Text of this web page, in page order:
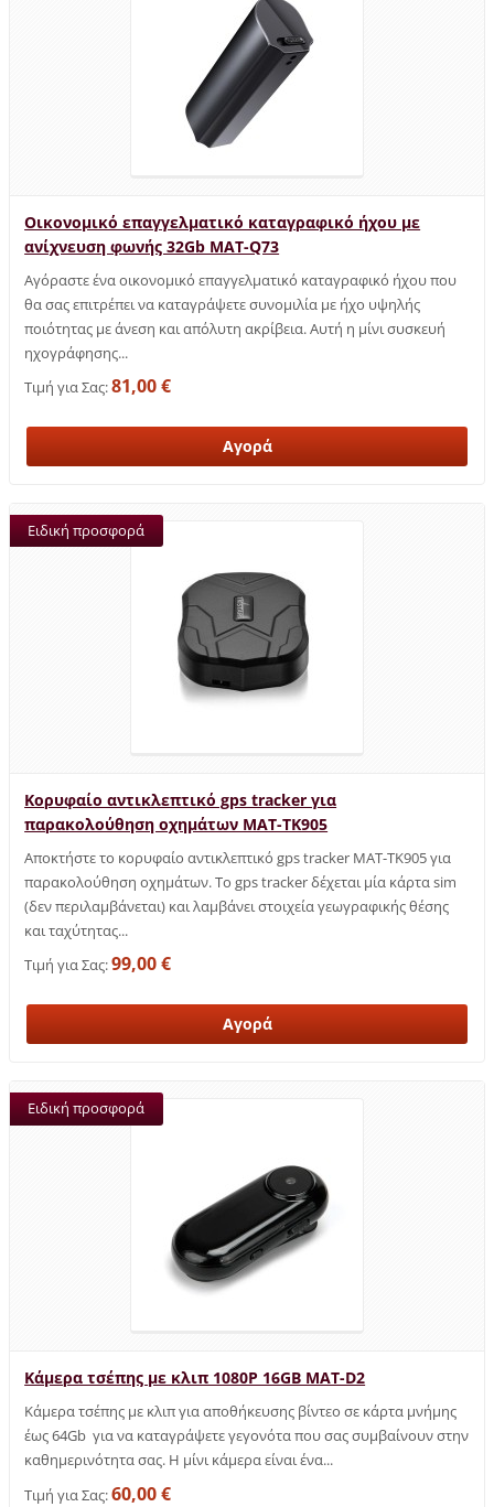
Οικονομικό επαγγελματικό καταγραφικό ήχου με
ανίχνευση φωνής 32Gb MAT-Q73
Αγόραστε ένα οικονομικό επαγγελματικό καταγραφικό ήχου που
θα σας επιτρέπει να καταγράψετε συνομιλία με ήχο υψηλής
ποιότητας με άνεση και απόλυτη ακρίβεια. Αυτή η μίνι συσκευή
ηχογράφησης...
Τιμή για Σας:81,00 €
Κορυφαίο αντικλεπτικό gps tracker για
παρακολούθηση οχημάτων MAT-TK905
Ειδική προσφορά
Αποκτήστε το κορυφαίο αντικλεπτικό gps tracker MAT-TK905 για
παρακολούθηση οχημάτων. Το gps tracker δέχεται μία κάρτα sim
(δεν περιλαμβάνεται) και λαμβάνει στοιχεία γεωγραφικής θέσης
και ταχύτητας...
Τιμή για Σας:99,00 €
Κάμερα τσέπης με κλιπ 1080P 16GB MAT-D2
Ειδική προσφορά
Κάμερα τσέπης με κλιπ για αποθήκευσης βίντεο σε κάρτα μνήμης
έως 64Gb για να καταγράψετε γεγονότα που σας συμβαίνουν στην
καθημερινότητα σας. Η μίνι κάμερα είναι ένα...
Τιμή για Σας:60,00 €